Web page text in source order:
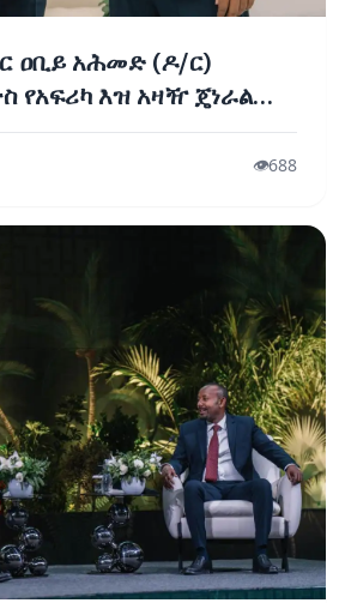
ዐቢይ አሕመድ (ዶ/ር)
የአፍሪካ እዝ አዛዥ ጄነራል
ጋር ተወያዩ
👁️688